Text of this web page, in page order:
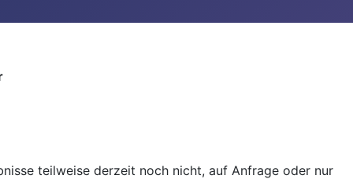
teilweise derzeit noch nicht, auf Anfrage oder nur